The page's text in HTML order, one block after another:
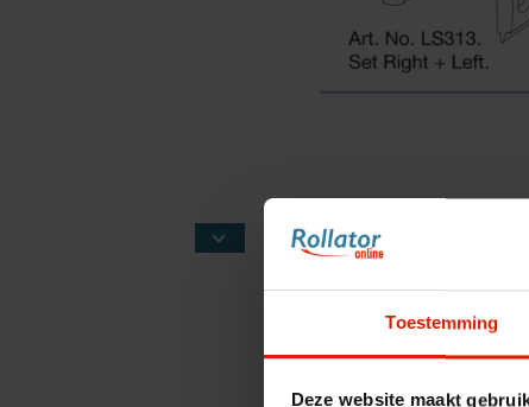
Toestemming
Deze website maakt